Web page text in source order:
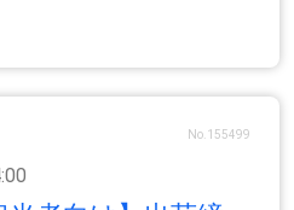
No.155499